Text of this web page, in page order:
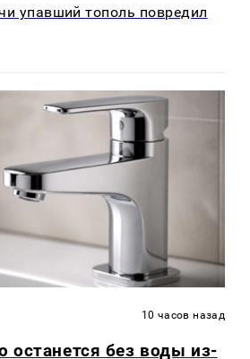
упавший тополь повредил
10 часов назад
останется без воды из-